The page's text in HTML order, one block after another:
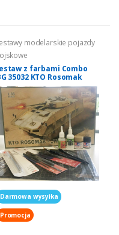
modelarskie pojazdy
z farbami Combo
35032 KTO Rosomak
APC
Darmowa wysyłka
Promocja